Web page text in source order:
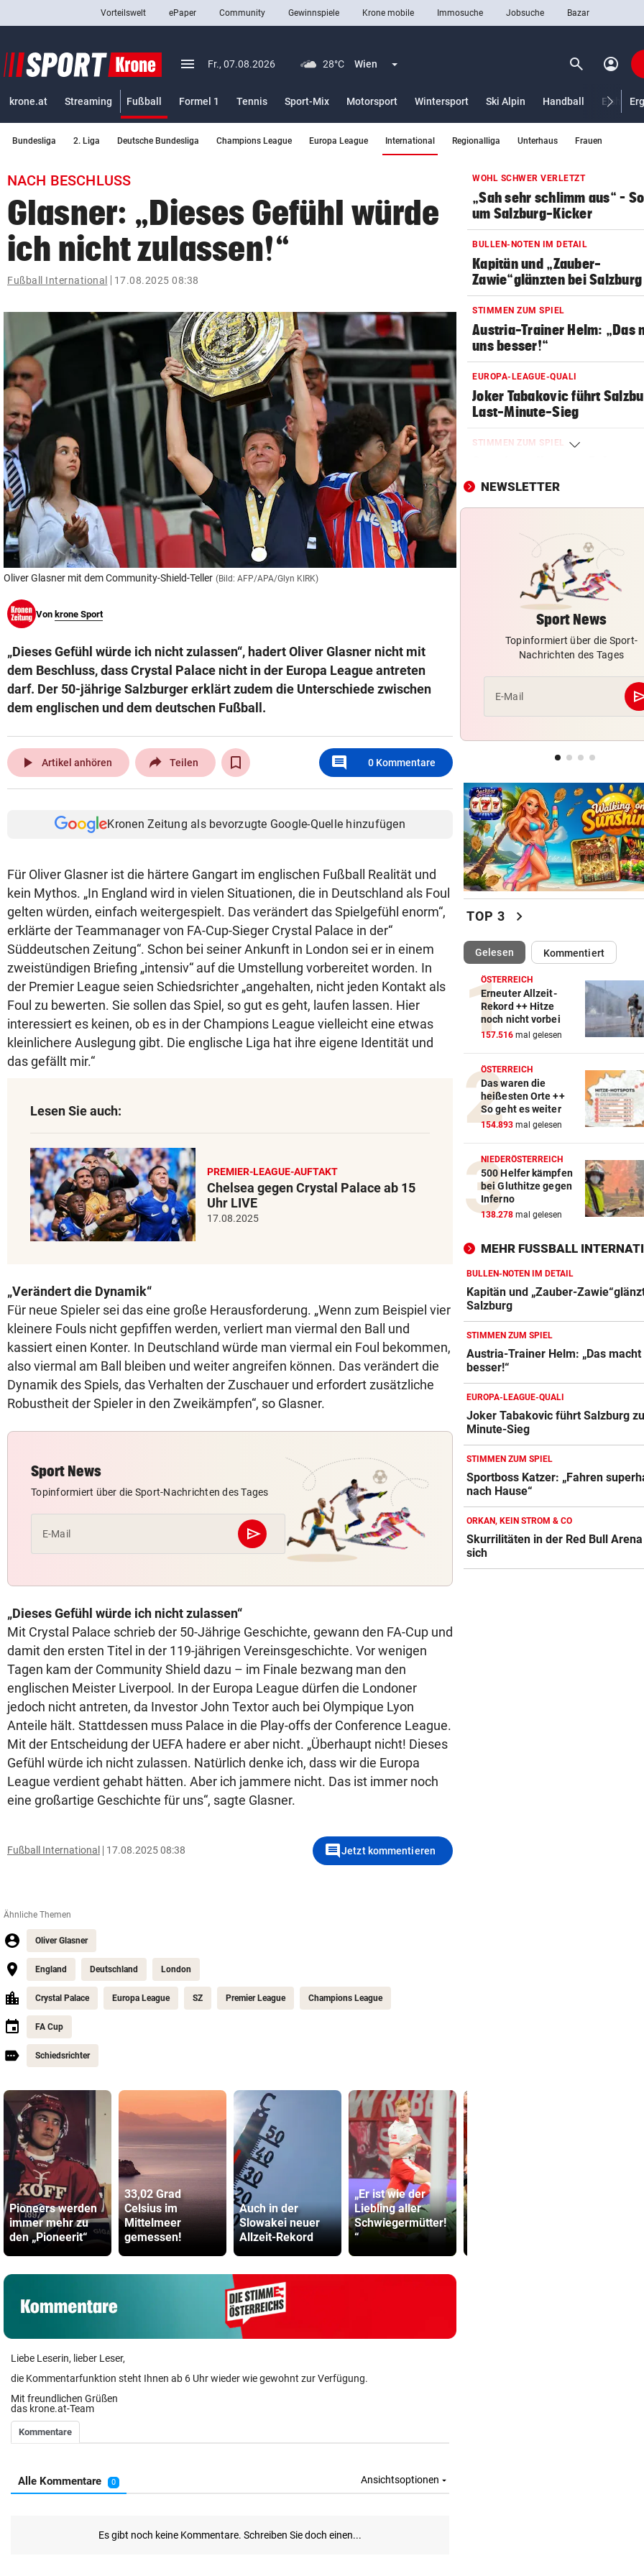
closeSchließen
Abonnieren
bookmark
search
Suchbegriff
eingeben
© Krone Multimedia GmbH & Co KG 2026
Muthgasse 2, 1190 Wien
Vorteilswelt ePaper Community Gewinnspiele Krone mobile Immosuche Jobsuche Bazar
menu Menü aufklappen
Fr., 07.08.2026 28°C Wien Menü aufklappen search Suchen
account_circle
krone.at Streaming Fußball
Formel 1
Tennis Sport-Mix Motorsport Wintersport Ski Alpin Handball
Bundesliga 2. Liga Deutsche Bundesliga Champions League Europa League International Regionalliga Unterhaus Frauen
NACH BESCHLUSS
Glasner: „Dieses Gefühl würde
ich nicht zulassen!“
Fußball International 17.08.2025 08:38
Oliver Glasner mit dem Community-Shield-Teller (Bild: AFP/APA/Glyn KIRK)
Von krone Sport
„Dieses Gefühl würde ich nicht zulassen“, hadert Oliver Glasner nicht mit
dem Beschluss, dass Crystal Palace nicht in der Europa League antreten
darf. Der 50-jährige Salzburger erklärt zudem die Unterschiede zwischen
dem englischen und dem deutschen Fußball.
play_arrow Artikel anhören Teilen comment 0 Kommentare
Kronen Zeitung als bevorzugte Google-Quelle hinzufügen
Für Oliver Glasner ist die härtere Gangart im englischen Fußball Realität und
kein Mythos. „In England wird in vielen Situationen, die in Deutschland als Foul
gelten würden, einfach weitergespielt. Das verändert das Spielgefühl enorm“,
erklärte der Teammanager von FA-Cup-Sieger Crystal Palace in der“
Süddeutschen Zeitung“. Schon bei seiner Ankunft in London sei er in einem
zweistündigen Briefing „intensiv“ auf die Umstellung vorbereitet worden. In
der Premier League seien Schiedsrichter „angehalten, nicht jeden Kontakt als
Foul zu bewerten. Sie sollen das Spiel, so gut es geht, laufen lassen. Hier
interessiert es keinen, ob es in der Champions League vielleicht eine etwas
kleinlichere Auslegung gibt. Die englische Liga hat ihre eigene Identität und
das gefällt mir.“
Lesen Sie auch:
PREMIER-LEAGUE-AUFTAKT
Chelsea gegen Crystal Palace ab 15
Uhr LIVE
17.08.2025
„Verändert die Dynamik“
Für neue Spieler sei das eine große Herausforderung. „Wenn zum Beispiel vier
kleinere Fouls nicht gepfiffen werden, verliert man viermal den Ball und
kassiert einen Konter. In Deutschland würde man viermal ein Foul bekommen,
also viermal am Ball bleiben und weiter angreifen können. Das verändert die
Dynamik des Spiels, das Verhalten der Zuschauer und erfordert zusätzliche
Robustheit der Spieler in den Zweikämpfen“, so Glasner.
Sport News
Topinformiert über die Sport-Nachrichten des Tages
E-Mail send
Abschicken
„Dieses Gefühl würde ich nicht zulassen“
Mit Crystal Palace schrieb der 50-Jährige Geschichte, gewann den FA-Cup und
damit den ersten Titel in der 119-jährigen Vereinsgeschichte. Vor wenigen
Tagen kam der Community Shield dazu – im Finale bezwang man den
englischen Meister Liverpool. In der Europa League dürfen die Londoner
jedoch nicht antreten, da Investor John Textor auch bei Olympique Lyon
Anteile hält. Stattdessen muss Palace in die Play-offs der Conference League.
Mit der Entscheidung der UEFA hadere er aber nicht. „Überhaupt nicht! Dieses
Gefühl würde ich nicht zulassen. Natürlich denke ich, dass wir die Europa
League verdient gehabt hätten. Aber ich jammere nicht. Das ist immer noch
eine großartige Geschichte für uns“, sagte Glasner.
Fußball International 17.08.2025 08:38 commentJetzt kommentieren
Ähnliche Themen
Oliver Glasner
England Deutschland London
Crystal Palace Europa League SZ Premier League Champions League
FA Cup
Schiedsrichter
Pioneers werden
immer mehr zu
den „Pioneerit“
33,02 Grad
Celsius im
Mittelmeer
gemessen!
Auch in der
Slowakei neuer
Allzeit-Rekord
„Er ist wie der
Liebling aller
Schwiegermütter!
“
Liebe Leserin, lieber Leser,
die Kommentarfunktion steht Ihnen ab 6 Uhr wieder wie gewohnt zur Verfügung.
Mit freundlichen Grüßen
das krone.at-Team
WOHL SCHWER VERLETZT
„Sah sehr schlimm aus“ –
um Salzburg-Kicker
BULLEN-NOTEN IM DETAIL
Kapitän und „Zauber-
Zawie“glänzten bei Salzburg
STIMMEN ZUM SPIEL
Austria-Trainer Helm: „Das
uns besser!“
EUROPA-LEAGUE-QUALI
Joker Tabakovic führt
Last-Minute-Sieg
STIMMEN ZUM SPIEL
superhappy nach Hause“
ORKAN, KEIN STROM & CO
häufen sich
WASSERSPRINGEN
Knoll bei EM Achter vom
Lotfi auf Rang 12!
SCHON NÄCHSTE SAISON
F1-Boss verrät: Es wird mehr
Sprintrennen geben
Play-off weit auf
Irre! Salzburg – Pafos wegen
Sintflut unterbrochen
NEWSLETTER
Sport News
Topinformiert über die Sport-
Nachrichten des Tages
E-Mail
TOP 3 chevron_right
Gelesen(ausgewählt)Kommentiert
ÖSTERREICH
Erneuter Allzeit-
Rekord ++ Hitze
noch nicht vorbei
157.516 mal gelesen
ÖSTERREICH
Das waren die
heißesten Orte ++
So geht es weiter
154.893 mal gelesen
NIEDERÖSTERREICH
500 Helfer kämpfen
bei Gluthitze gegen
Inferno
138.278 mal gelesen
MEHR FUSSBALL
BULLEN-NOTEN IM DETAIL
Kapitän und „Zauber-
Salzburg
STIMMEN ZUM SPIEL
Austria-Trainer Helm: „Das macht
besser!“
EUROPA-LEAGUE-QUALI
Joker Tabakovic führt Salzburg
Minute-Sieg
STIMMEN ZUM SPIEL
Sportboss Katzer: „Fahren
nach Hause“
ORKAN, KEIN STROM & CO
Skurrilitäten in der Red Bull
sich